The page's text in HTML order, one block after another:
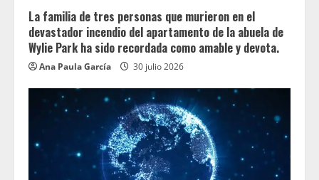
La familia de tres personas que murieron en el
devastador incendio del apartamento de la abuela de
Wylie Park ha sido recordada como amable y devota.
Ana Paula García 30 julio 2026